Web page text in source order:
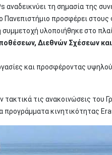
τη σημασία της
προσφέρει στους
συμμετοχή υλοποιήθηκε στο
Διεθνών Σχέσεων
και προσφέροντας
τις ανακοινώσεις του
προγράμματα κινητικότητας